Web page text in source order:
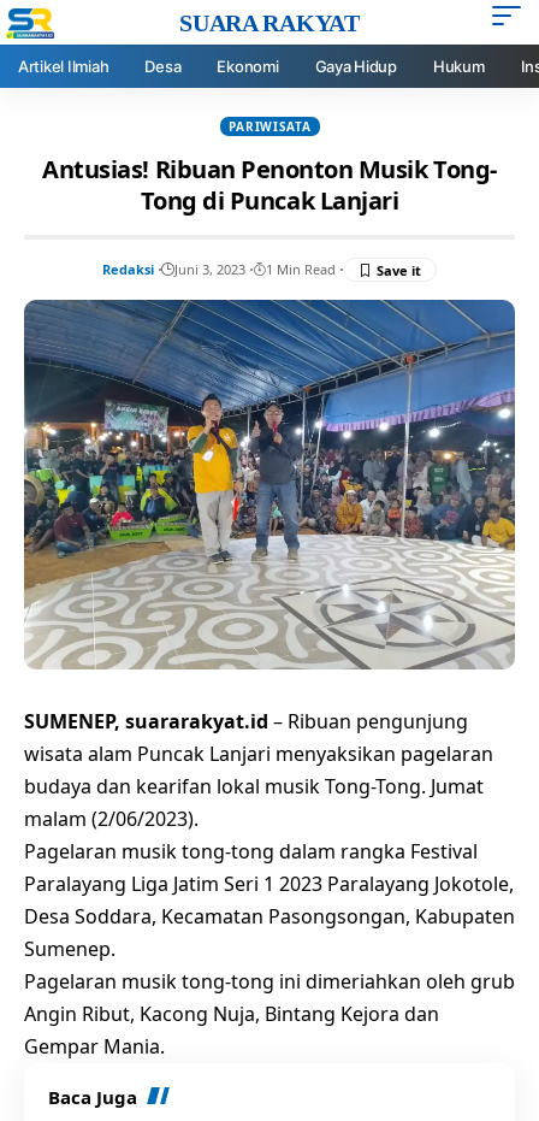
SUARA RAKYAT
Artikel Ilmiah Desa Ekonomi Gaya Hidup Hukum
PARIWISATA
Antusias! Ribuan Penonton Musik Tong-
Tong di Puncak Lanjari
Redaksi Juni 3, 2023 1 Min Read
SUMENEP, suararakyat.id – Ribuan pengunjung
wisata alam Puncak Lanjari menyaksikan pagelaran
budaya dan kearifan lokal musik Tong-Tong. Jumat
malam (2/06/2023).
Pagelaran musik tong-tong dalam rangka Festival
Paralayang Liga Jatim Seri 1 2023 Paralayang Jokotole,
Desa Soddara, Kecamatan Pasongsongan, Kabupaten
Sumenep.
Pagelaran musik tong-tong ini dimeriahkan oleh grub
Angin Ribut, Kacong Nuja, Bintang Kejora dan
Gempar Mania.
Baca Juga